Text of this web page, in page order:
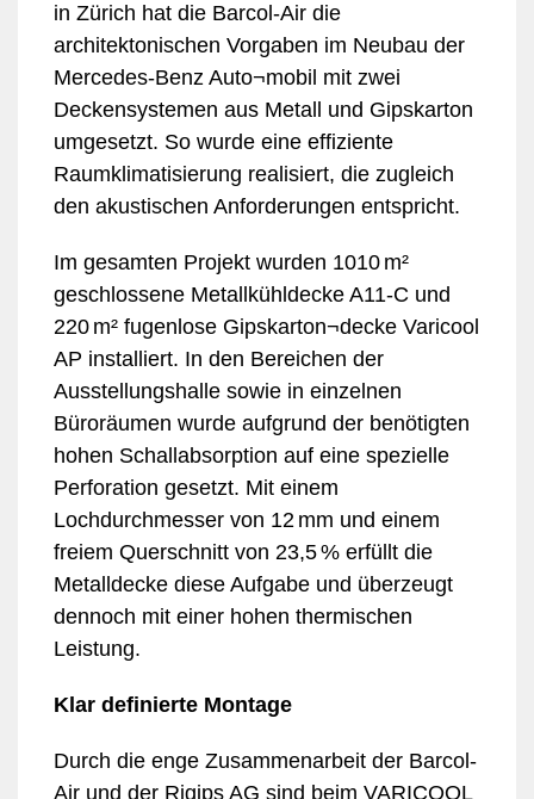
in Zürich hat die Barcol-Air die
architektonischen Vorgaben im Neubau der
Mercedes-Benz Auto¬mobil mit zwei
Deckensystemen aus Metall und Gipskarton
umgesetzt. So wurde eine effiziente
Raumklimatisierung realisiert, die zugleich
den akustischen Anforderungen entspricht.
Im gesamten Projekt wurden 1010 m²
geschlossene Metallkühldecke A11-C und
220 m² fugenlose Gipskarton¬decke Varicool
AP installiert. In den Bereichen der
Ausstellungshalle sowie in einzelnen
Büroräumen wurde aufgrund der benötigten
hohen Schallabsorption auf eine spezielle
Perforation gesetzt. Mit einem
Lochdurchmesser von 12 mm und einem
freiem Querschnitt von 23,5 % erfüllt die
Metalldecke diese Aufgabe und überzeugt
dennoch mit einer hohen thermischen
Leistung.
Klar definierte Montage
Durch die enge Zusammenarbeit der Barcol-
Air und der Rigips AG sind beim VARICOOL